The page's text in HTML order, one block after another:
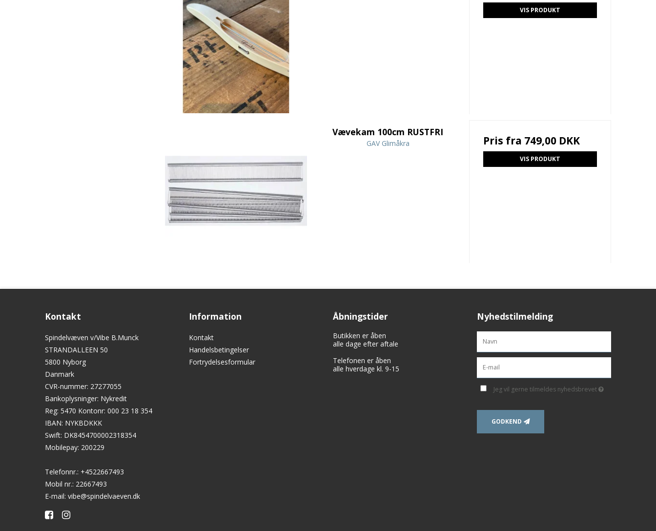
VIS PRODUKT
Vævekam 100cm RUSTFRI
GAV Glimåkra Pris fra 749,00 DKK
VIS PRODUKT
Kontakt
Spindelvæven v/Vibe B.Munck
STRANDALLEEN 50
5800 Nyborg
Danmark
CVR-nummer: 27277055
Bankoplysninger: Nykredit
Reg: 5470 Kontonr: 000 23 18 354
IBAN: NYKBDKKK
Swift: DK8454700002318354
Mobilepay: 200229
Telefonnr.: +4522667493
Mobil nr.: 22667493
E-mail: vibe@spindelvaeven.dk
Information
Kontakt
Handelsbetingelser
Fortrydelsesformular
Åbningstider
Butikken er åben
alle dage efter aftale
Telefonen er åben
alle hverdage kl. 9-15
Nyhedstilmelding
Jeg vil gerne tilmeldes nyhedsbrevet
GODKEND